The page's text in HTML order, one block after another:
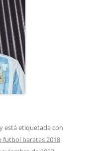
y está etiquetada con
futbol baratas 2018